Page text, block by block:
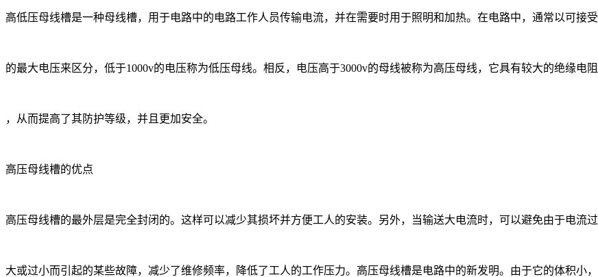
高低压母线槽是一种母线槽，用于电路中的电路工作人员传输电流，并在需要时用于照明和加热。在电路中，通常以可接受
的最大电压来区分，低于1000v的电压称为低压母线。相反，电压高于3000v的母线被称为高压母线，它具有较大的绝缘电阻
，从而提高了其防护等级，并且更加安全。
高压母线槽的优点
高压母线槽的最外层是完全封闭的。这样可以减少其损坏并方便工人的安装。另外，当输送大电流时，可以避免由于电流过
大或过小而引起的某些故障，减少了维修频率，降低了工人的工作压力。高压母线槽是电路中的新发明。由于它的体积小，